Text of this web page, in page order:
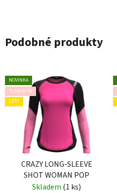
Podobné produkty
NOVINKA
SLEVA 20 %
LÉTO
CRAZY LONG-SLEEVE
SHOT WOMAN POP
Skladem (1 ks)